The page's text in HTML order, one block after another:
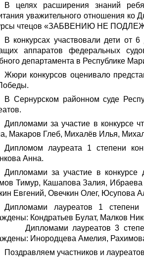
В целях расширения знаний
уважительного отношения
чтецов «ЗАБВЕНИЮ НЕ
В конкурсах участвовали дети от
аппаратов федеральных
департамента в Республике
Жюри конкурсов оценивало
В Сернурском районном суде
Дипломами за участие в
Макаров Глеб, Михалёв Илья,
Дипломом лауреата 1 степени
Анна.
Дипломами за участие в
Тимур, Кашапова Залия,
Евгений, Овечкин Олег, Юсупова
Дипломами лауреатов 1
Кондратьев Булат, Малков
лауреатов 3 степени
Инородцева Амелия,
Поздравляем участников и